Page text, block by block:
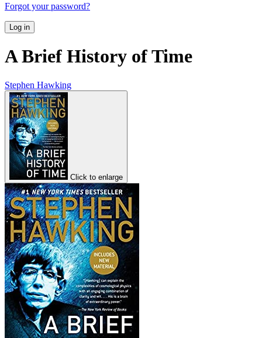
Forgot your password?
Log in
A Brief History of Time
Stephen Hawking
Click to enlarge